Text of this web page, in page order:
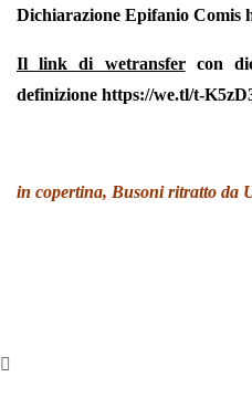
Dichiarazione Epifanio Comis
Il link di wetransfercon
definizione https://we.tl/t-
in copertina, Busoni ritratto da